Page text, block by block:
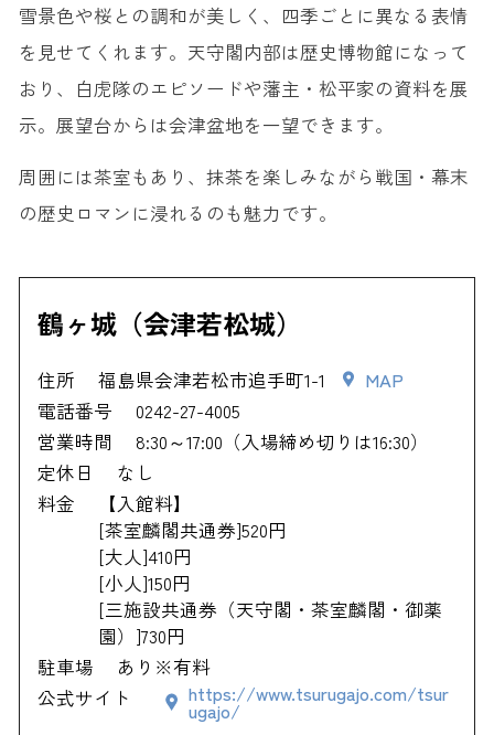
雪景色や桜との調和が美しく、四季ごとに異なる表情
を見せてくれます。天守閣内部は歴史博物館になって
おり、白虎隊のエピソードや藩主・松平家の資料を展
示。展望台からは会津盆地を一望できます。
周囲には茶室もあり、抹茶を楽しみながら戦国・幕末
の歴史ロマンに浸れるのも魅力です。
鶴ヶ城（会津若松城）
住所 福島県会津若松市追手町1-1
MAP
電話番号
0242-27-4005
営業時間
8:30～17:00（入場締め切りは16:30）
定休日
なし
料金
【入館料】
[茶室麟閣共通券]520円
[大人]410円
[小人]150円
[三施設共通券（天守閣・茶室麟閣・御薬
園）]730円
駐車場
あり※有料
公式サイト
https://www.tsurugajo.com/tsur
ugajo/